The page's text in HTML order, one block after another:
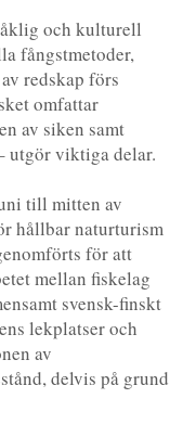
och kulturell
fångstmetoder,
redskap förs
omfattar
av siken samt
utgör viktiga delar.
till mitten av
hållbar naturturism
för att
mellan fiskelag
svensk-finskt
lekplatser och
av
delvis på grund